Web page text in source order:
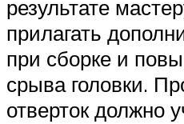
результате
прилагать
при сборке и
срыва головки.
отверток должно